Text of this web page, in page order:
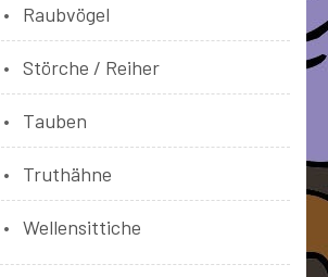
Raubvögel
Störche / Reiher
Tauben
Truthähne
Wellensittiche